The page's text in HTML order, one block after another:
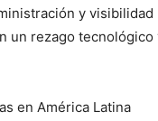
y visibilidad
un rezago tecnológico
en América Latina